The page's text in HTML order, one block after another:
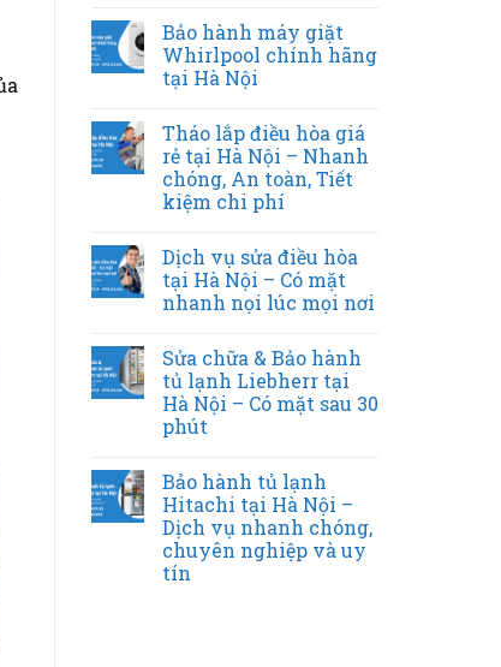
Bảo hành máy giặt
Whirlpool chính hãng
tại Hà Nội
Tháo lắp điều hòa giá
rẻ tại Hà Nội – Nhanh
chóng, An toàn, Tiết
kiệm chi phí
Dịch vụ sửa điều hòa
tại Hà Nội – Có mặt
nhanh nọi lúc mọi nơi
Sửa chữa & Bảo hành
tủ lạnh Liebherr tại
Hà Nội – Có mặt sau 30
phút
Bảo hành tủ lạnh
Hitachi tại Hà Nội –
Dịch vụ nhanh chóng,
chuyên nghiệp và uy
tín